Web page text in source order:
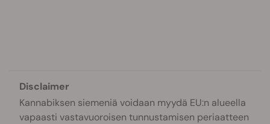
Disclaimer
Kannabiksen siemeniä voidaan myydä EU:n alueella
vapaasti vastavuoroisen tunnustamisen periaatteen